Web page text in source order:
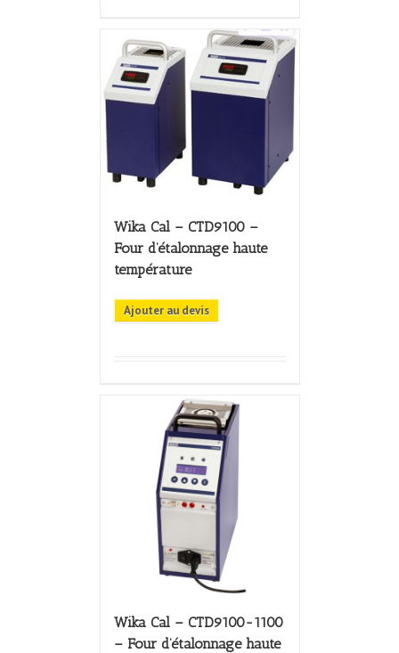
Wika Cal – CTD9100 –
Four d’étalonnage haute
température
Ajouter au devis
Wika Cal – CTD9100-1100
– Four d’étalonnage haute